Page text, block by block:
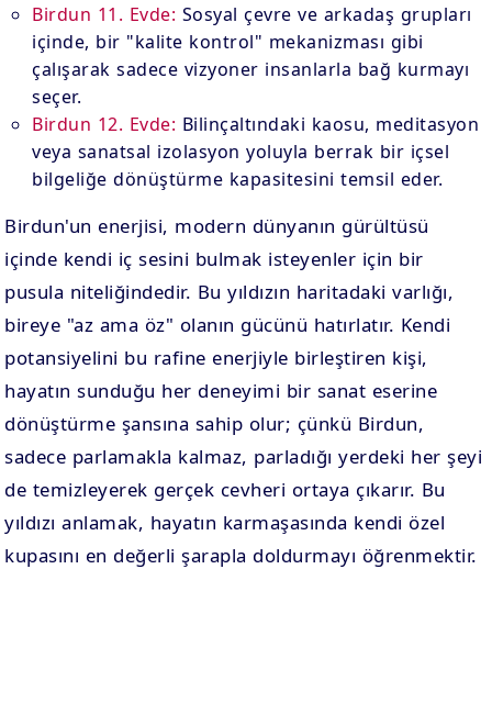
Birdun 11. Evde: Sosyal çevre ve arkadaş grupları
içinde, bir "kalite kontrol" mekanizması gibi
çalışarak sadece vizyoner insanlarla bağ kurmayı
seçer.
Birdun 12. Evde: Bilinçaltındaki kaosu, meditasyon
veya sanatsal izolasyon yoluyla berrak bir içsel
bilgeliğe dönüştürme kapasitesini temsil eder.
Birdun'un enerjisi, modern dünyanın gürültüsü
içinde kendi iç sesini bulmak isteyenler için bir
pusula niteliğindedir. Bu yıldızın haritadaki varlığı,
bireye "az ama öz" olanın gücünü hatırlatır. Kendi
potansiyelini bu rafine enerjiyle birleştiren kişi,
hayatın sunduğu her deneyimi bir sanat eserine
dönüştürme şansına sahip olur; çünkü Birdun,
sadece parlamakla kalmaz, parladığı yerdeki her şeyi
de temizleyerek gerçek cevheri ortaya çıkarır. Bu
yıldızı anlamak, hayatın karmaşasında kendi özel
kupasını en değerli şarapla doldurmayı öğrenmektir.